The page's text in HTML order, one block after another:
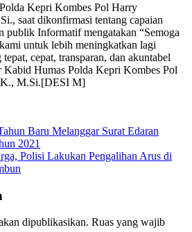
Kepri Kombes Pol Harry
saat dikonfirmasi tentang capaian
publik Informatif mengatakan “Semoga
untuk lebih meningkatkan lagi
cepat, transparan, dan akuntabel
Kabid Humas Polda Kepri Kombes Pol
M.Si.[DESI M]
Baru Melanggar Surat Edaran
2021
Polisi Lakukan Pengalihan Arus di
dipublikasikan. Ruas yang wajib